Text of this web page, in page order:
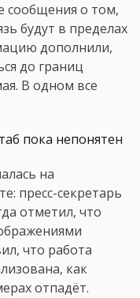
сообщения о том,
будут в пределах
дополнили,
до границ
В одном все
пока непонятен
на
пресс-секретарь
отметил, что
что работа
как
отпадёт.